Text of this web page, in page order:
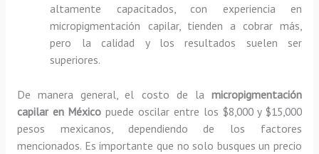
altamente capacitados, con experiencia en
micropigmentación capilar, tienden a cobrar más,
pero la calidad y los resultados suelen ser
superiores.
De manera general, el costo de lamicropigmentación
capilar en México puede oscilar entre los $8,000 y $15,000
pesos mexicanos, dependiendo de los factores
mencionados. Es importante que no solo busques un precio